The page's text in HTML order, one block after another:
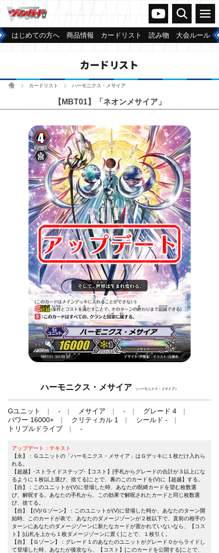
ヴァンガードch
検索 メニュー
はじめての方へ 商品情報 カードリスト 読み物 大会ルール
カードリスト
ホームカードリスト ハーモニクス・メサイア
【MBT01】「ネオンメサイア」
ハーモニクス・メサイア （ハーモニクス・メサイア）
Gユニット - メサイア -
グレード 4
パワー 16000+
クリティカル 1
シールド -
トリプルドライブ
-
アップデート：テキスト
【永】：Ｇユニットの「ハーモニクス・メサイア」はＧデッキに１枚だけ入れら
れる。
【超越】-ストライドステップ-【コスト】[手札からグレードの合計が３以上にな
るように１枚以上選び、捨てる]ことで、裏のこのカードを(V)に【超越】する。
【自】：このユニットが(V)に登場した時、あなたの呪縛カードを望む枚数選
び、解呪する。あなたの手札から、この効果で解呪されたカードと同じ枚数選
び、捨てる。
【自】【(V)/Ｇゾーン】：このユニットが(V)に登場した時か、あなたのターン開
始時、このカードが表で、あなたのダメージゾーンが２枚以下で、直前の相手の
ターンにあなたのダメージゾーンに新たなカードが置かれていないなら、【コス
ト】[山札を上から１枚ダメージゾーンに置く]ことで、１枚引く。
【自】【Ｇゾーン】：グレード１のあなたのユニットがグレード０からライドし
て登場した時、あなたが後攻なら、【コスト】[このカードを公開する]ことで、